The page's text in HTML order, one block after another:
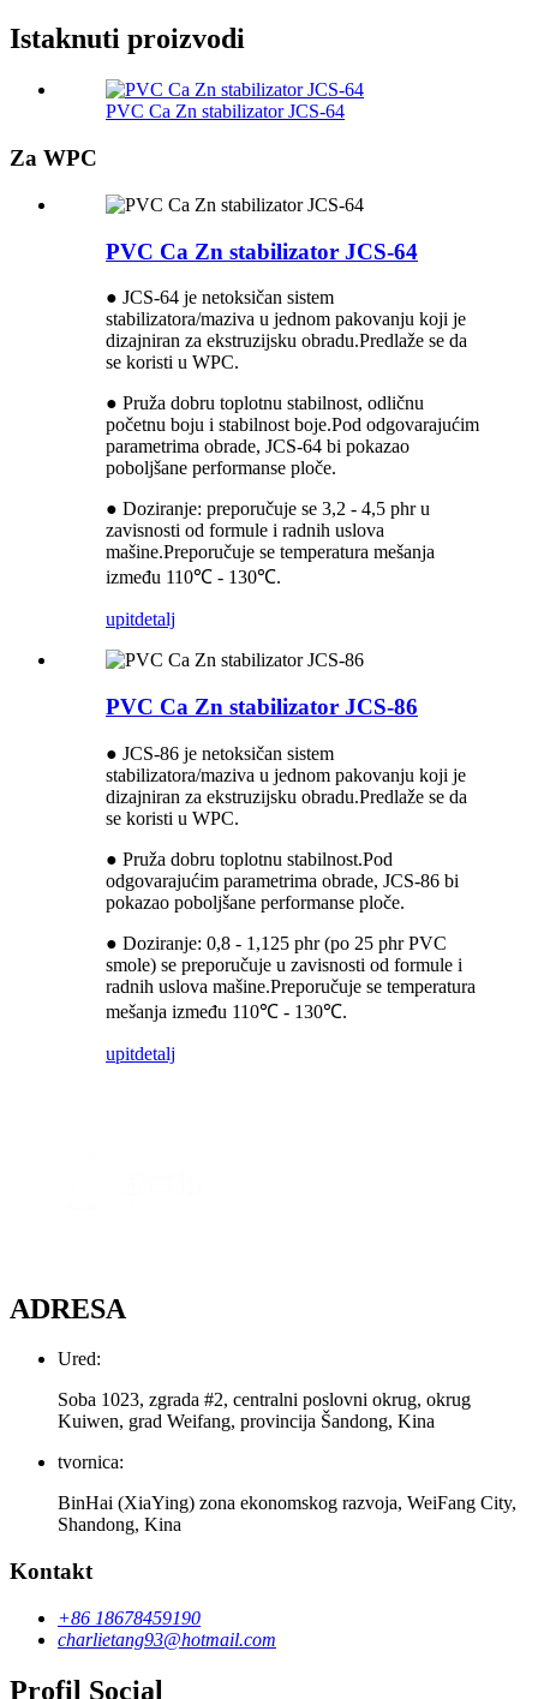
Istaknuti proizvodi
PVC Ca Zn stabilizator JCS-64
Za WPC
PVC Ca Zn stabilizator JCS-64
● JCS-64 je netoksičan sistem
stabilizatora/maziva u jednom pakovanju koji je
dizajniran za ekstruzijsku obradu.Predlaže se da
se koristi u WPC.
● Pruža dobru toplotnu stabilnost, odličnu
početnu boju i stabilnost boje.Pod odgovarajućim
parametrima obrade, JCS-64 bi pokazao
poboljšane performanse ploče.
● Doziranje: preporučuje se 3,2 - 4,5 phr u
zavisnosti od formule i radnih uslova
mašine.Preporučuje se temperatura mešanja
između 110℃ - 130℃.
upitdetalj
PVC Ca Zn stabilizator JCS-86
● JCS-86 je netoksičan sistem
stabilizatora/maziva u jednom pakovanju koji je
dizajniran za ekstruzijsku obradu.Predlaže se da
se koristi u WPC.
● Pruža dobru toplotnu stabilnost.Pod
odgovarajućim parametrima obrade, JCS-86 bi
pokazao poboljšane performanse ploče.
● Doziranje: 0,8 - 1,125 phr (po 25 phr PVC
smole) se preporučuje u zavisnosti od formule i
radnih uslova mašine.Preporučuje se temperatura
mešanja između 110℃ - 130℃.
upitdetalj
ADRESA
Ured:
Soba 1023, zgrada #2, centralni poslovni okrug, okrug
Kuiwen, grad Weifang, provincija Šandong, Kina
tvornica:
BinHai (XiaYing) zona ekonomskog razvoja, WeiFang City,
Shandong, Kina
Kontakt
+86 18678459190
charlietang93@hotmail.com
Profil Social